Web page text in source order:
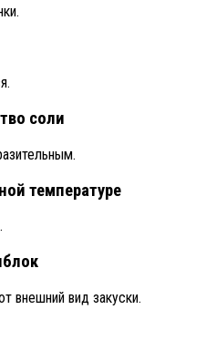
соли
температуре
внешний вид закуски.